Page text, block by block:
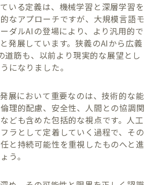
いる定義は、機械学習と深層学習を
なアプローチですが、大規模言語モ
ダルAIの登場により、より汎用的で
発展しています。狭義のAIから広義
道筋も、以前より現実的な展望とし
になりました。
展において重要なのは、技術的な能
理的配慮、安全性、人間との協調関
ども含めた包括的な視点です。人工
ラとして定着していく過程で、その
と持続可能性を重視したものへと進
う。